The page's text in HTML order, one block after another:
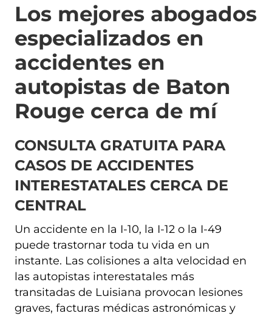
Los mejores abogados
especializados en
accidentes en
autopistas de Baton
Rouge cerca de mí
CONSULTA GRATUITA PARA
CASOS DE ACCIDENTES
INTERESTATALES CERCA DE
CENTRAL
Un accidente en la I-10, la I-12 o la I-49
puede trastornar toda tu vida en un
instante. Las colisiones a alta velocidad en
las autopistas interestatales más
transitadas de Luisiana provocan lesiones
graves, facturas médicas astronómicas y